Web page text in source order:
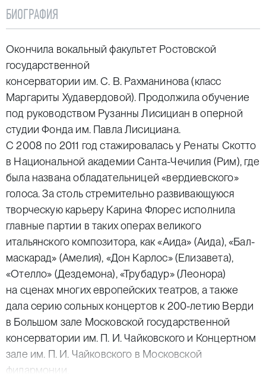
БИОГРАФИЯ
Окончила вокальный факультет Ростовской
государственной
консерватории им. С. В. Рахманинова (класс
Маргариты Худавердовой). Продолжила обучение
под руководством Рузанны Лисициан в оперной
студии Фонда им. Павла Лисициана.
С 2008 по 2011 год стажировалась у Ренаты Скотто
в Национальной академии Санта-Чечилия (Рим), где
была названа обладательницей «вердиевского»
голоса. За столь стремительно развивающуюся
творческую карьеру Карина Флорес исполнила
главные партии в таких операх великого
итальянского композитора, как «Аида» (Аида), «Бал-
маскарад» (Амелия), «Дон Карлос» (Елизавета),
«Отелло» (Дездемона), «Трубадур» (Леонора)
на сценах многих европейских театров, а также
дала серию сольных концертов к 200-летию Верди
в Большом зале Московской государственной
консерватории им. П. И. Чайковского и Концертном
зале им. П. И. Чайковского в Московской
филармонии.